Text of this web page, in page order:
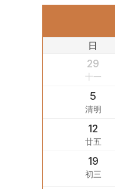
日
29
十一
5
清明
12
廿五
19
初三